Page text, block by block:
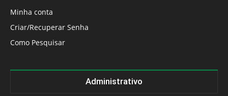
Minha conta
Criar/Recuperar Senha
Como Pesquisar
Administrativo